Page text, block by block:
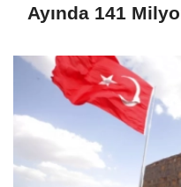
Ayında 141